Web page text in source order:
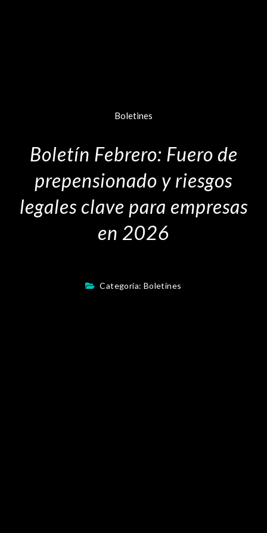
Boletines
Boletín Febrero: Fuero de
prepensionado y riesgos
legales clave para empresas
en 2026
Categoría: Boletines